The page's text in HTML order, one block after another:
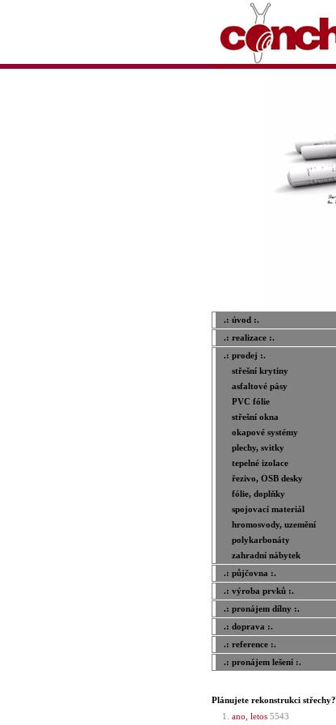
.: úvod :.
.: realizace :.
.: prodej :.
střešní krytiny
asfaltové pásy
PVC fólie
střešní okna
okapové systémy
plechy, svitky
tepelné izolace
řezivo, OSB desky
fólie, doplňky
spojovací materiál
hromosvody, uzemění
polykarbonáty
zahradní nábytek
.: půjčovna :.
.: výroba prvků :.
.: pronájem dílny :.
.: doprava :.
.: reference :.
.: pronájem lešení :.
Plánujete rekonstrukci střechy?
ano, letos 5543